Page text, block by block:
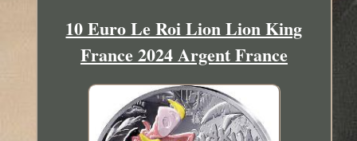
10 Euro Le Roi Lion Lion King
France 2024 Argent France